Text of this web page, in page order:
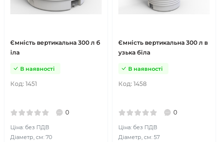
Ємність вертикальна 300 л б
іла
Код: 1451
В наявності
0
Ціна: без ПДВ
Діаметр, см: 70
Ємність вертикальна 300 л в
узька біла
Код: 1458
В наявності
0
Ціна: без ПДВ
Діаметр, см: 57